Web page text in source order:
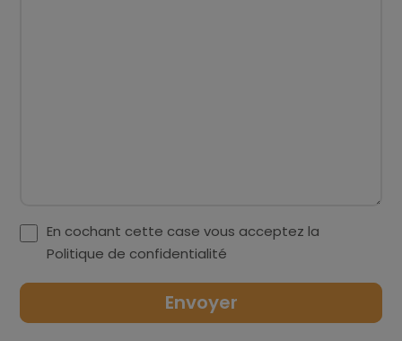
En cochant cette case vous acceptez la
Politique de confidentialité